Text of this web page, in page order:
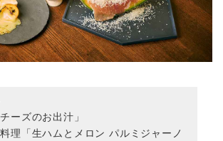
ズのお出汁」
「生ハムとメロン パルミジャーノ